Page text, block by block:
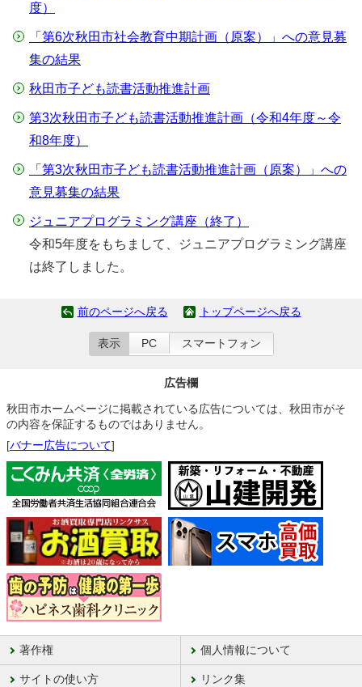
度）
「第6次秋田市社会教育中期計画（原案）」への意見募
集の結果
秋田市子ども読書活動推進計画
第3次秋田市子ども読書活動推進計画（令和4年度～令
和8年度）
「第3次秋田市子ども読書活動推進計画（原案）」への
意見募集の結果
ジュニアプログラミング講座（終了）
令和5年度をもちまして、ジュニアプログラミング講座
は終了しました。
前のページへ戻る トップページへ戻る
表示 PC スマートフォン
広告欄
秋田市ホームページに掲載されている広告については、秋田市がそ
の内容を保証するものではありません。
[バナー広告について]
著作権 個人情報について
サイトの使い方 リンク集